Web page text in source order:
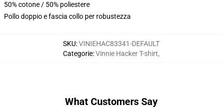
50% cotone / 50% poliestere
Pollo doppio e fascia collo per robustezza
SKU:VINIEHAC83341-DEFAULT
Categorie:Vinnie Hacker T-shirt,
What Customers Say